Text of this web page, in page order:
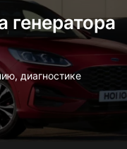
генератора
диагностике